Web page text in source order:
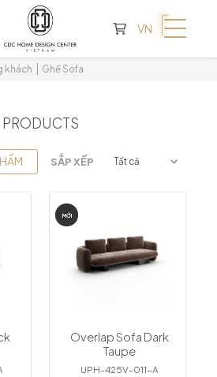
GIỎ HÀNG
VN
khách Ghế Sofa
PRODUCTS
SẮP XẾP
MỚI
Overlap Sofa Dark
Taupe
UPH-425V-011-A